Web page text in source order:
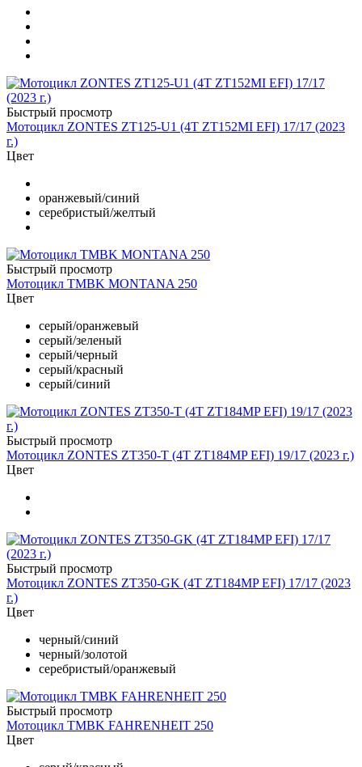
Быстрый просмотр
Мотоцикл ZONTES ZT125-U1 (4T ZT152MI EFI) 17/17 (2023
г.)
Цвет
оранжевый/синий
серебристый/желтый
Быстрый просмотр
Мотоцикл TMBK MONTANA 250
Цвет
серый/оранжевый
серый/зеленый
серый/черный
серый/красный
серый/синий
Быстрый просмотр
Мотоцикл ZONTES ZT350-T (4T ZT184MP EFI) 19/17 (2023 г.)
Цвет
Быстрый просмотр
Мотоцикл ZONTES ZT350-GK (4T ZT184MP EFI) 17/17 (2023
г.)
Цвет
черный/синий
черный/золотой
серебристый/оранжевый
Быстрый просмотр
Мотоцикл TMBK FAHRENHEIT 250
Цвет